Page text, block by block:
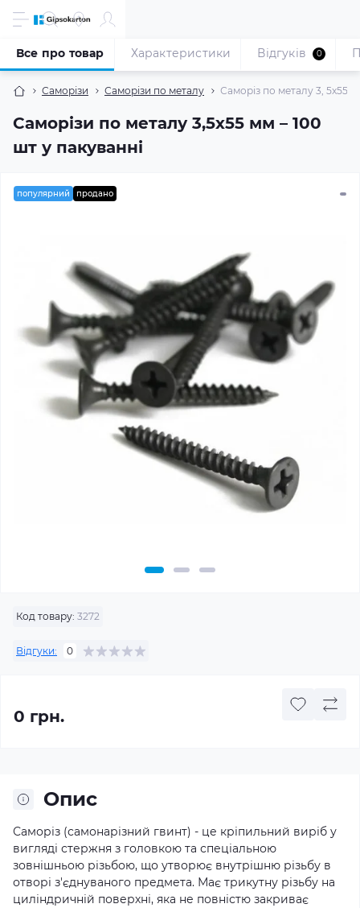
Саморізи Саморізи по металу Саморіз по металу 3, 5x55
Саморізи по металу 3,5x55 мм – 100
шт у пакуванні
Все про товар Характеристики Відгуків 0
популярний продано
Код товару: 3272
Відгуки: 0
0 грн.
Опис
Саморіз (самонарізний гвинт) - це кріпильний виріб у
вигляді стержня з головкою та спеціальною
зовнішньою різьбою, що утворює внутрішню різьбу в
отворі з'єднуваного предмета. Має трикутну різьбу на
циліндричній поверхні, яка не повністю закриває